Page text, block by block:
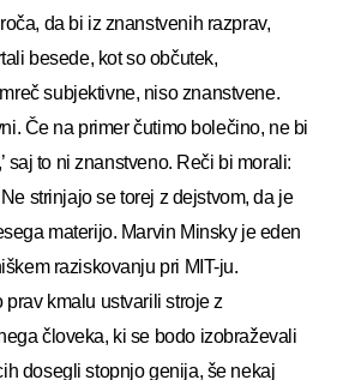
da bi iz znanstvenih razprav,
besede, kot so občutek,
subjektivne, niso znanstvene.
Če na primer čutimo bolečino, ne bi
saj to ni znanstveno. Reči bi morali:
Ne strinjajo se torej z dejstvom, da je
materijo. Marvin Minsky je eden
raziskovanju pri MIT-ju.
prav kmalu ustvarili stroje z
človeka, ki se bodo izobraževali
dosegli stopnjo genija, še nekaj